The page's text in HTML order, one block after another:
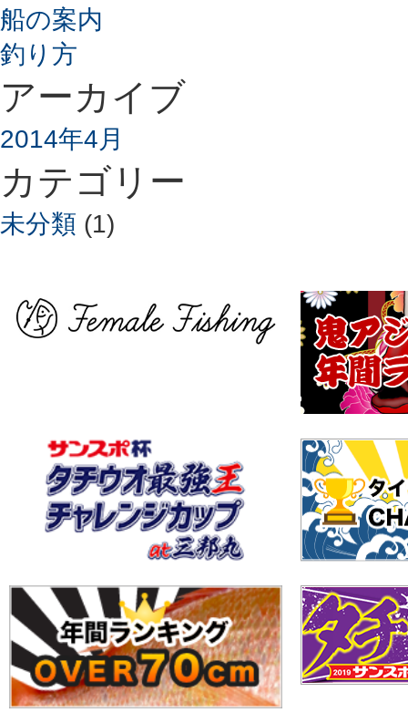
船の案内
釣り方
アーカイブ
2014年4月
カテゴリー
未分類 (1)